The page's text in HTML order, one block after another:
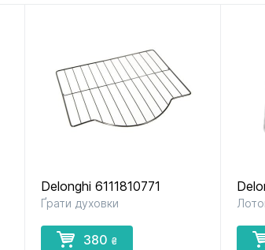
Delonghi 6111810771
Ґрати духовки
380 ₴